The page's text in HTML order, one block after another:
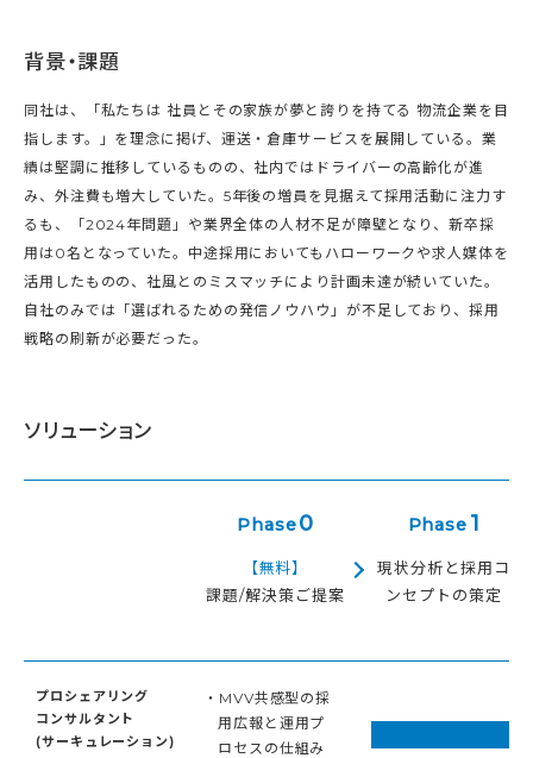
背景・課題
同社は、「私たちは 社員とその家族が夢と誇りを持てる 物流企業を目
指します。」を理念に掲げ、運送・倉庫サービスを展開している。業
績は堅調に推移しているものの、社内ではドライバーの高齢化が進
み、外注費も増大していた。5年後の増員を見据えて採用活動に注力す
るも、「2024年問題」や業界全体の人材不足が障壁となり、新卒採
用は0名となっていた。中途採用においてもハローワークや求人媒体を
活用したものの、社風とのミスマッチにより計画未達が続いていた。
自社のみでは「選ばれるための発信ノウハウ」が不足しており、採用
戦略の刷新が必要だった。
ソリューション
Phase0
【無料】
課題/解決策ご提案
Phase 1
現状分析と採用コ
ンセプトの策定
プロシェアリング
コンサルタント
(サーキュレーション)
・MVV共感型の採
用広報と運用プ
ロセスの仕組み